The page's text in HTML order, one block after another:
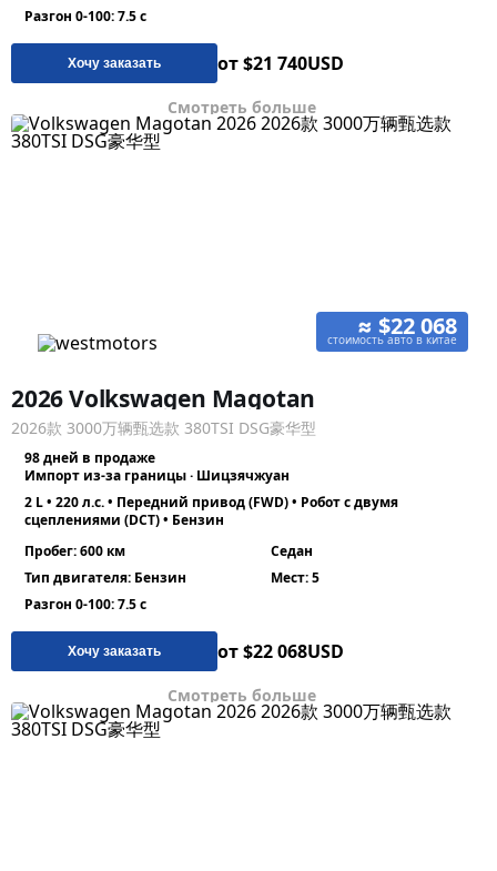
Разгон 0-100: 7.5 с
Хочу заказать от $21 740USD
Смотреть больше
≈ $22 068
стоимость авто в китае
2026 Volkswagen Magotan
2026款 3000万辆甄选款 380TSI DSG豪华型
98 дней в продаже
Импорт из-за границы · Шицзячжуан
2 L • 220 л.с. • Передний привод (FWD) • Робот с двумя
сцеплениями (DCT) • Бензин
Пробег: 600 км
Седан
Тип двигателя: Бензин
Мест: 5
Разгон 0-100: 7.5 с
Хочу заказать от $22 068USD
Смотреть больше